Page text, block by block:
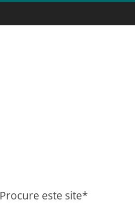
Procure este site*